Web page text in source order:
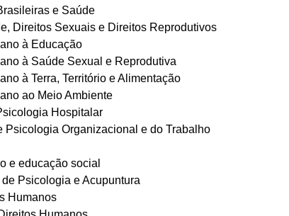
e Saúde
Direitos Sexuais e Direitos Reprodutivos
à Educação
à Saúde Sexual e Reprodutiva
à Terra, Território e Alimentação
ao Meio Ambiente
Hospitalar
Organizacional e do Trabalho
e educação social
Psicologia e Acupuntura
Humanos